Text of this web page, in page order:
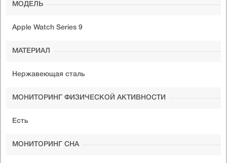
МОДЕЛЬ
Apple Watch Series 9
МАТЕРИАЛ
Нержавеющая сталь
МОНИТОРИНГ ФИЗИЧЕСКОЙ АКТИВНОСТИ
Есть
МОНИТОРИНГ СНА